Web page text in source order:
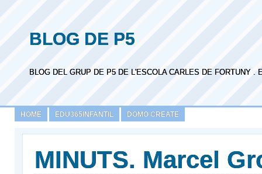
BLOG DE P5
BLOG DEL GRUP DE P5 DE L'ESCOLA CARLES DE FORTUNY .
HOME EDU365INFANTIL DOMO CREATE
MINUTS. Marcel